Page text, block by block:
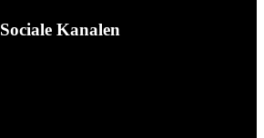
Sociale Kanalen